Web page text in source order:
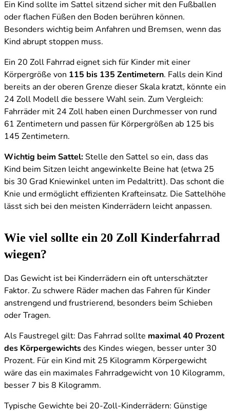
Ein Kind sollte im Sattel sitzend sicher mit den Fußballen
oder flachen Füßen den Boden berühren können.
Besonders wichtig beim Anfahren und Bremsen, wenn das
Kind abrupt stoppen muss.
Ein 20 Zoll Fahrrad eignet sich für Kinder mit einer
Körpergröße von 115 bis 135 Zentimetern. Falls dein Kind
bereits an der oberen Grenze dieser Skala kratzt, könnte ein
24 Zoll Modell die bessere Wahl sein. Zum Vergleich:
Fahrräder mit 24 Zoll haben einen Durchmesser von rund
61 Zentimetern und passen für Körpergrößen ab 125 bis
145 Zentimetern.
Wichtig beim Sattel: Stelle den Sattel so ein, dass das
Kind beim Sitzen leicht angewinkelte Beine hat (etwa 25
bis 30 Grad Kniewinkel unten im Pedaltritt). Das schont die
Knie und ermöglicht effizienten Krafteinsatz. Die Sattelhöhe
lässt sich bei den meisten Kinderrädern leicht anpassen.
Wie viel sollte ein 20 Zoll Kinderfahrrad
wiegen?
Das Gewicht ist bei Kinderrädern ein oft unterschätzter
Faktor. Zu schwere Räder machen das Fahren für Kinder
anstrengend und frustrierend, besonders beim Schieben
oder Tragen.
Als Faustregel gilt: Das Fahrrad sollte maximal 40 Prozent
des Körpergewichts des Kindes wiegen, besser unter 30
Prozent. Für ein Kind mit 25 Kilogramm Körpergewicht
wäre das ein maximales Fahrradgewicht von 10 Kilogramm,
besser 7 bis 8 Kilogramm.
Typische Gewichte bei 20-Zoll-Kinderrädern: Günstige